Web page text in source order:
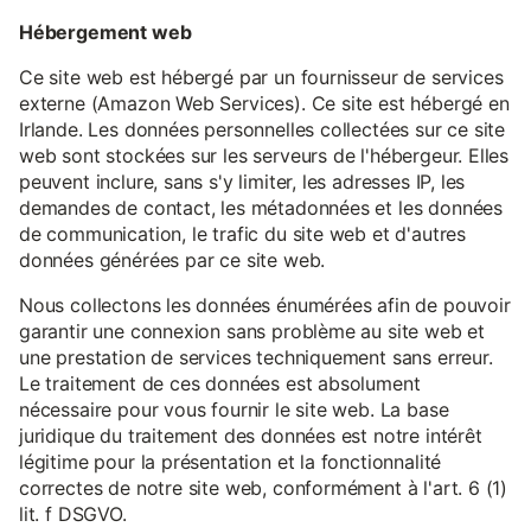
Hébergement web
Ce site web est hébergé par un fournisseur de services
externe (Amazon Web Services). Ce site est hébergé en
Irlande. Les données personnelles collectées sur ce site
web sont stockées sur les serveurs de l'hébergeur. Elles
peuvent inclure, sans s'y limiter, les adresses IP, les
demandes de contact, les métadonnées et les données
de communication, le trafic du site web et d'autres
données générées par ce site web.
Nous collectons les données énumérées afin de pouvoir
garantir une connexion sans problème au site web et
une prestation de services techniquement sans erreur.
Le traitement de ces données est absolument
nécessaire pour vous fournir le site web. La base
juridique du traitement des données est notre intérêt
légitime pour la présentation et la fonctionnalité
correctes de notre site web, conformément à l'art. 6 (1)
lit. f DSGVO.